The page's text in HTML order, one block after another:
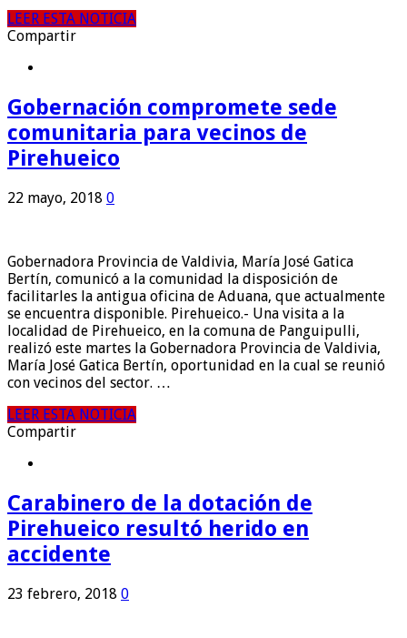
LEER ESTA NOTICIA
Compartir
Gobernación compromete sede
comunitaria para vecinos de
Pirehueico
22 mayo, 2018 0
Gobernadora Provincia de Valdivia, María José Gatica
Bertín, comunicó a la comunidad la disposición de
facilitarles la antigua oficina de Aduana, que actualmente
se encuentra disponible. Pirehueico.- Una visita a la
localidad de Pirehueico, en la comuna de Panguipulli,
realizó este martes la Gobernadora Provincia de Valdivia,
María José Gatica Bertín, oportunidad en la cual se reunió
con vecinos del sector. …
LEER ESTA NOTICIA
Compartir
Carabinero de la dotación de
Pirehueico resultó herido en
accidente
23 febrero, 2018 0